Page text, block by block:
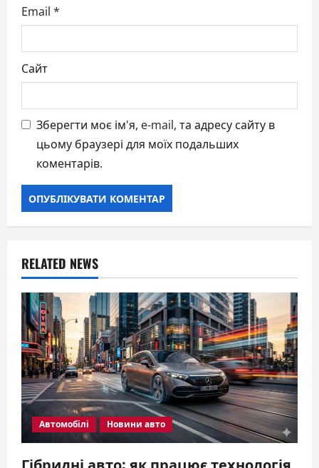
Email *
Сайт
Зберегти моє ім'я, e-mail, та адресу сайту в
цьому браузері для моїх подальших
коментарів.
RELATED NEWS
Автомобілі Новини авто